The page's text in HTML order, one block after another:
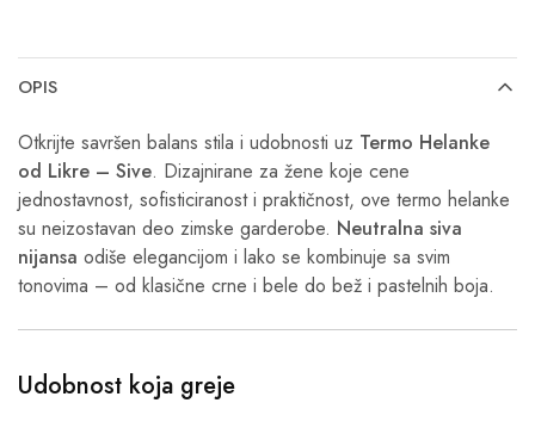
OPIS
Otkrijte savršen balans stila i udobnosti uz Termo Helanke
od Likre – Sive. Dizajnirane za žene koje cene
jednostavnost, sofisticiranost i praktičnost, ove termo helanke
su neizostavan deo zimske garderobe. Neutralna siva
nijansa odiše elegancijom i lako se kombinuje sa svim
tonovima – od klasične crne i bele do bež i pastelnih boja.
Udobnost koja greje